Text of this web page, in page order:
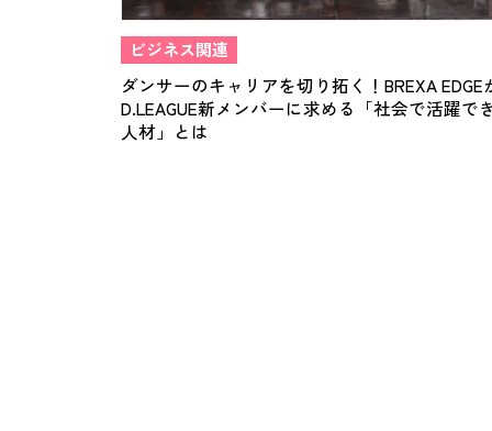
ビジネス関連
ダンサーのキャリアを切り拓く！BREXA EDGE
D.LEAGUE新メンバーに求める「社会で活躍で
人材」とは